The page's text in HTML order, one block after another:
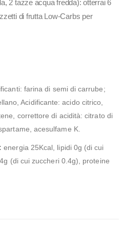
2 tazze acqua fredda): otterrai 6
di frutta Low-Carbs per
farina di semi di carrube;
Acidificante: acido citrico,
correttore di acidità: citrato di
acesulfame K.
energia 25Kcal, lipidi 0g (di cui
(di cui zuccheri 0.4g), proteine